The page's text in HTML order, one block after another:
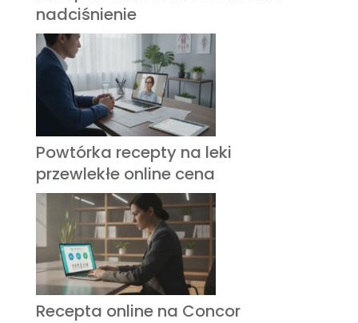
nadciśnienie
Powtórka recepty na leki
przewlekłe online cena
Recepta online na Concor